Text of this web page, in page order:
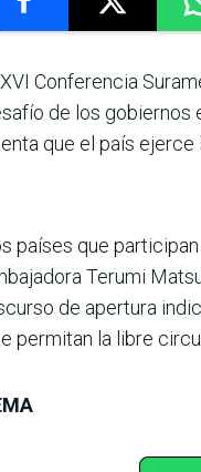
Conferencia
de los gobiernos
que el país
países que participan
Terumi
de apertura
permitan la libre